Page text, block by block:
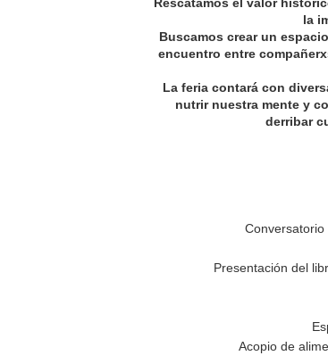
la
Buscamos crear un
encuentro entre
La feria contará con
nutrir nuestra mente y
derribar
Presentación del
Acopio de